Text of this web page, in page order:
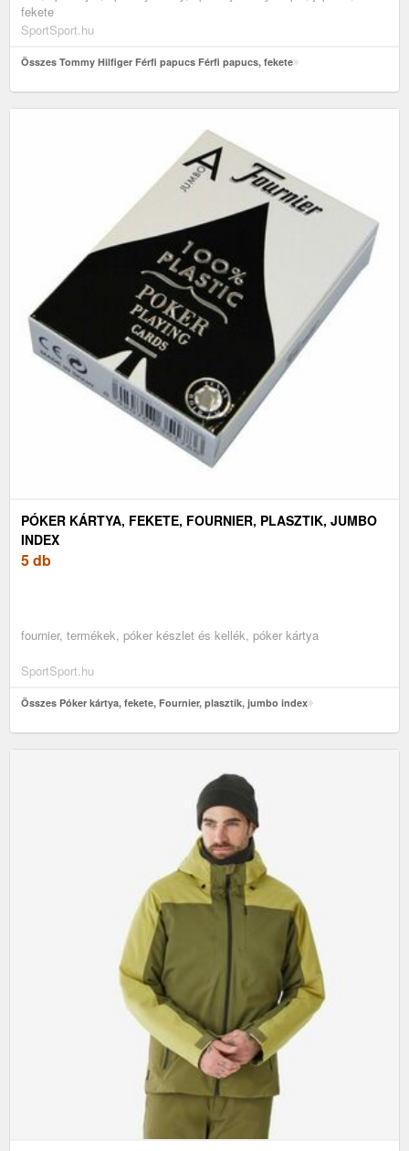
fekete
SportSport.hu
Összes Tommy Hilfiger Férfi papucs Férfi papucs, fekete
PÓKER KÁRTYA, FEKETE, FOURNIER, PLASZTIK, JUMBO
INDEX
5 db
fournier, termékek, póker készlet és kellék, póker kártya
SportSport.hu
Összes Póker kártya, fekete, Fournier, plasztik, jumbo index